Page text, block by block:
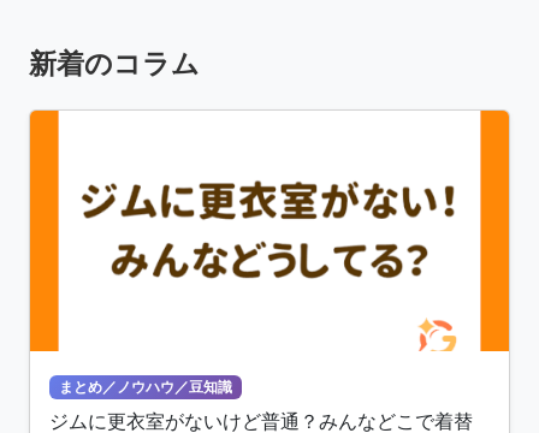
新着のコラム
まとめ／ノウハウ／豆知識
ジムに更衣室がないけど普通？みんなどこで着替